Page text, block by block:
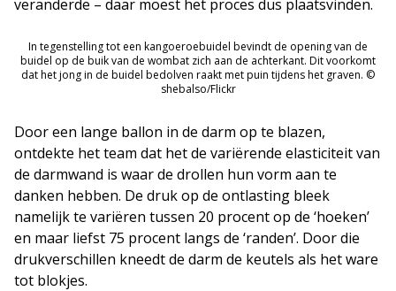
veranderde – daar moest het proces dus plaatsvinden.
In tegenstelling tot een kangoeroebuidel bevindt de opening van de
buidel op de buik van de wombat zich aan de achterkant. Dit voorkomt
dat het jong in de buidel bedolven raakt met puin tijdens het graven. ©
shebalso/Flickr
Door een lange ballon in de darm op te blazen,
ontdekte het team dat het de variërende elasticiteit van
de darmwand is waar de drollen hun vorm aan te
danken hebben. De druk op de ontlasting bleek
namelijk te variëren tussen 20 procent op de ‘hoeken’
en maar liefst 75 procent langs de ‘randen’. Door die
drukverschillen kneedt de darm de keutels als het ware
tot blokjes.